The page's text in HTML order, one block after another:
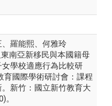
羅能熙、何雅玲
南亞新移民與本國籍母
學校適應行為比較研
育國際學術研討會：課程
新竹：國立新竹教育大
。